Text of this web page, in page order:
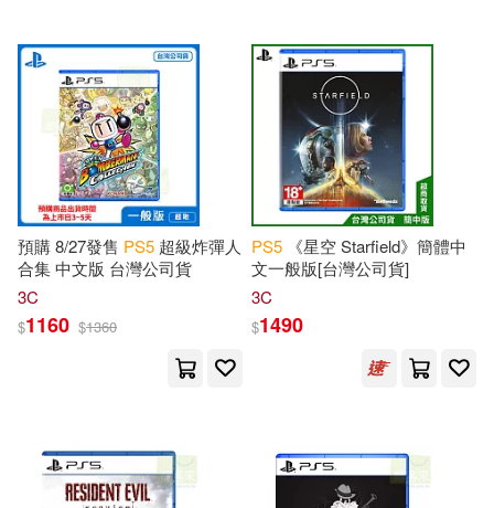
預購 8/27發售 PS5 超級炸彈人
合集 中文版 台灣公司貨
3C
$1160 $1360
PS5 《星空 Starfield》簡體中
文一般版[台灣公司貨]
3C
$1490